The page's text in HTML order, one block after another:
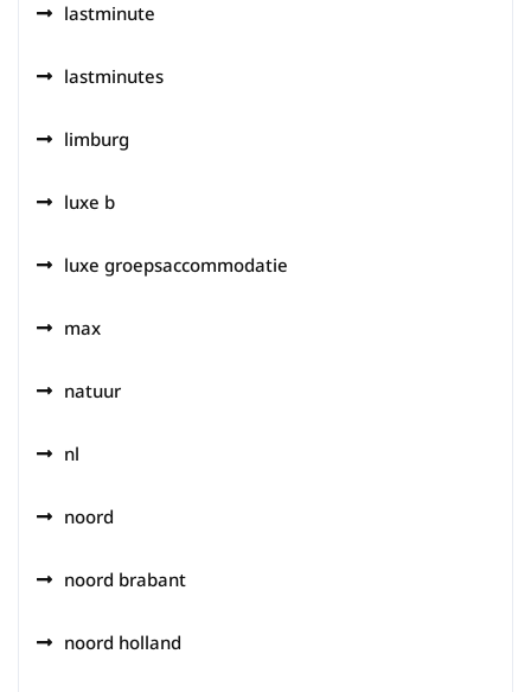
lastminute
lastminutes
limburg
luxe b
luxe groepsaccommodatie
max
natuur
nl
noord
noord brabant
noord holland